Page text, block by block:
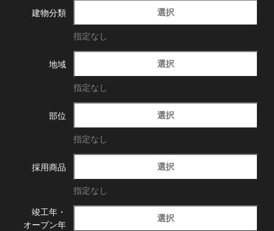
建物分類 選択
指定なし
地域 選択
指定なし
部位 選択
指定なし
採用商品 選択
指定なし
竣工年・
オープン年
選択